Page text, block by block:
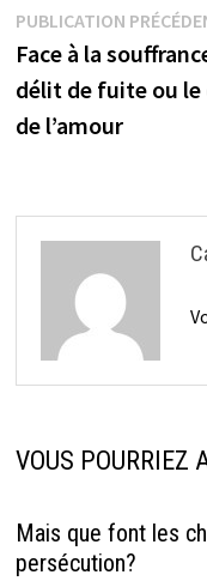
Navigation
de
l’article
PUBLICATION
Face à la
délit de fuite ou le
de l’amour
VOUS POURRIEZ
Mais que font les
persécution?